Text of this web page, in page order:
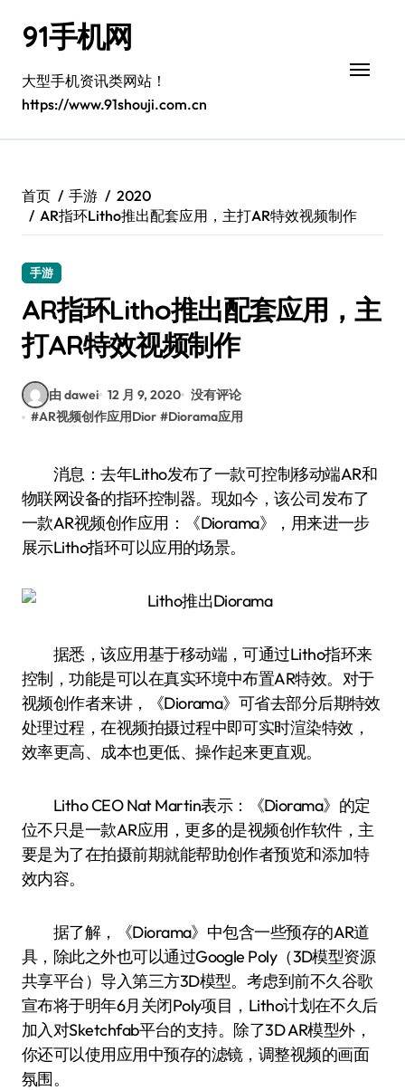
91手机网
大型手机资讯类网站！
https://www.91shouji.com.cn
首页 手游
2020
AR指环Litho推出配套应用，主打AR特效视频制作
手游
AR指环Litho推出配套应用，主
打AR特效视频制作
由 dawei 12 月 9, 2020 没有评论
#AR视频创作应用Dior #Diorama应用
消息：去年Litho发布了一款可控制移动端AR和
物联网设备的指环控制器。现如今，该公司发布了
一款AR视频创作应用：《Diorama》，用来进一步
展示Litho指环可以应用的场景。
据悉，该应用基于移动端，可通过Litho指环来
控制，功能是可以在真实环境中布置AR特效。对于
视频创作者来讲，《Diorama》可省去部分后期特效
处理过程，在视频拍摄过程中即可实时渲染特效，
效率更高、成本也更低、操作起来更直观。
Litho CEO Nat Martin表示：《Diorama》的定
位不只是一款AR应用，更多的是视频创作软件，主
要是为了在拍摄前期就能帮助创作者预览和添加特
效内容。
据了解，《Diorama》中包含一些预存的AR道
具，除此之外也可以通过Google Poly（3D模型资源
共享平台）导入第三方3D模型。考虑到前不久谷歌
宣布将于明年6月关闭Poly项目，Litho计划在不久后
加入对Sketchfab平台的支持。除了3D AR模型外，
你还可以使用应用中预存的滤镜，调整视频的画面
氛围。